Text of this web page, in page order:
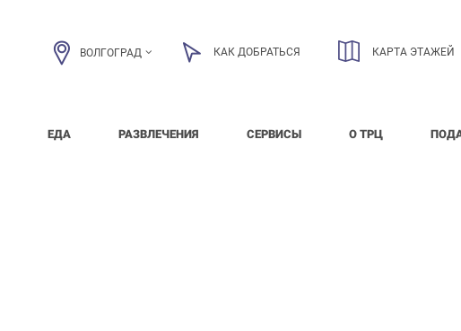
ВОЛГОГРАД КАК ДОБРАТЬСЯ КАРТА ЭТАЖЕЙ
ЕДА РАЗВЛЕЧЕНИЯ СЕРВИСЫ О ТРЦ